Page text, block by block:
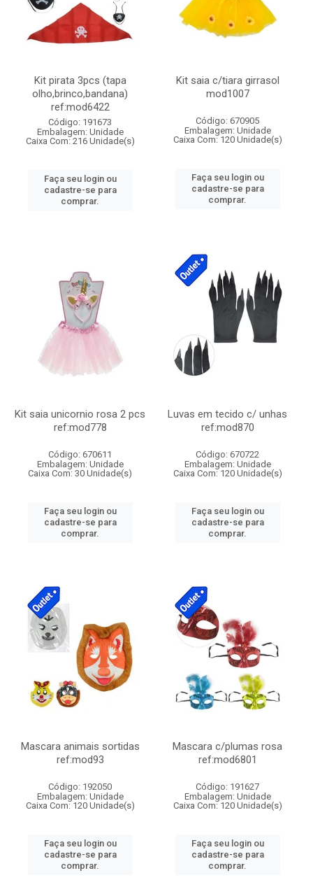
Kit pirata 3pcs (tapa
olho,brinco,bandana)
ref:mod6422
Código: 191673
Embalagem: Unidade
Caixa Com: 216 Unidade(s)
Faça seu login ou
cadastre-se para
comprar.
Kit saia c/tiara girrasol
mod1007
Código: 670905
Embalagem: Unidade
Caixa Com: 120 Unidade(s)
Faça seu login ou
cadastre-se para
comprar.
Kit saia unicornio rosa 2 pcs
ref:mod778
Código: 670611
Embalagem: Unidade
Caixa Com: 30 Unidade(s)
Faça seu login ou
cadastre-se para
comprar.
Luvas em tecido c/ unhas
ref:mod870
Código: 670722
Embalagem: Unidade
Caixa Com: 120 Unidade(s)
Faça seu login ou
cadastre-se para
comprar.
Mascara animais sortidas
ref:mod93
Código: 192050
Embalagem: Unidade
Caixa Com: 120 Unidade(s)
Faça seu login ou
cadastre-se para
comprar.
Mascara c/plumas rosa
ref:mod6801
Código: 191627
Embalagem: Unidade
Caixa Com: 120 Unidade(s)
Faça seu login ou
cadastre-se para
comprar.